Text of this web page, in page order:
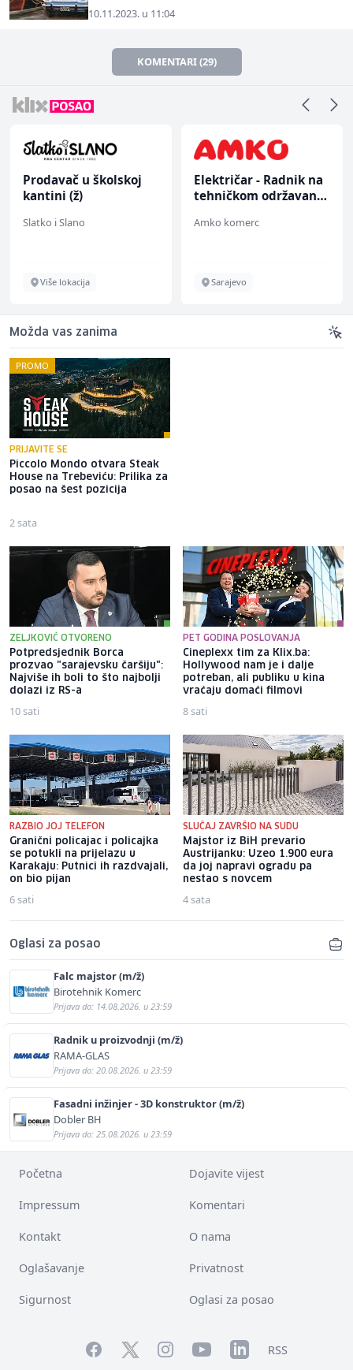
10.11.2023. u 11:04
KOMENTARI (29)
Prodavač u školskoj
kantini (ž)
Slatko i Slano
Više lokacija
Električar - Radnik na
tehničkom održavanju
Amko komerc
Sarajevo
Možda vas zanima
PROMO
PRIJAVITE SE
Piccolo Mondo otvara Steak
House na Trebeviću: Prilika za
posao na šest pozicija
2 sata
ZELJKOVIĆ OTVORENO
Potpredsjednik Borca
prozvao "sarajevsku čaršiju":
Najviše ih boli to što najbolji
dolazi iz RS-a
10 sati
PET GODINA POSLOVANJA
Cineplexx tim za Klix.ba:
Hollywood nam je i dalje
potreban, ali publiku u kina
vraćaju domaći filmovi
8 sati
RAZBIO JOJ TELEFON
Granični policajac i policajka
se potukli na prijelazu u
Karakaju: Putnici ih razdvajali,
on bio pijan
6 sati
SLUČAJ ZAVRŠIO NA SUDU
Majstor iz BiH prevario
Austrijanku: Uzeo 1.900 eura
da joj napravi ogradu pa
nestao s novcem
4 sata
Oglasi za posao
Falc majstor (m/ž)
Birotehnik Komerc
Prijava do: 14.08.2026. u 23:59
Radnik u proizvodnji (m/ž)
RAMA-GLAS
Prijava do: 20.08.2026. u 23:59
Fasadni inžinjer - 3D konstruktor (m/ž)
Dobler BH
Prijava do: 25.08.2026. u 23:59
Početna Dojavite vijest
Impressum Komentari
Kontakt O nama
Oglašavanje Privatnost
Sigurnost Oglasi za posao
FacebookTwitterInstagramYouTubeLinkedInRSS